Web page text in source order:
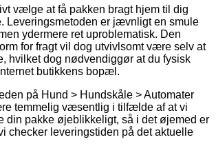
vælge at få pakken bragt hjem til dig
Leveringsmetoden er jævnligt en smule
ydermere ret uproblematisk. Den
for fragt vil dog utvivlsomt være selv at
hvilket dog nødvendiggør at du fysisk
butikkens bopæl.
på Hund > Hundskåle > Automater
temmelig væsentlig i tilfælde af at vi
din pakke øjeblikkeligt, så i det øjemed er
checker leveringstiden på det aktuelle